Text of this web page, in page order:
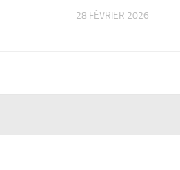
28 FÉVRIER 2026